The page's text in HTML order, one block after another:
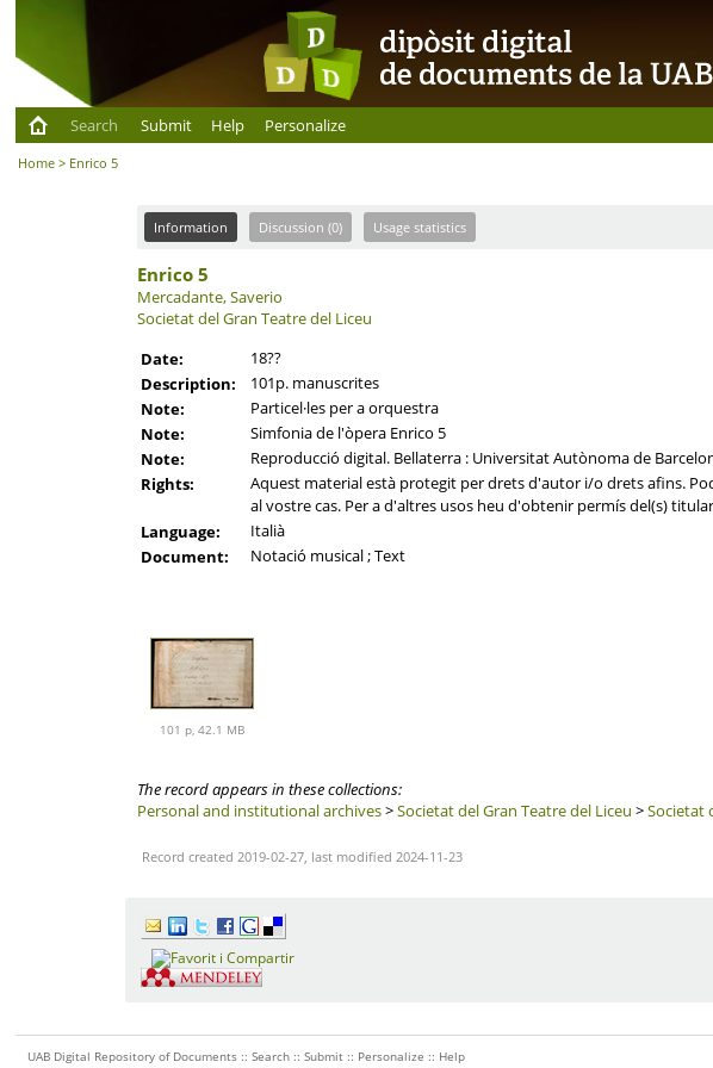
Search
Submit Help Personalize
Home > Enrico 5
Information Discussion (0) Usage statistics
Enrico 5
Mercadante, Saverio
Societat del Gran Teatre del Liceu
Date:
18??
Description:
101p. manuscrites
Note:
Particel·les per a orquestra
Note:
Simfonia de l'òpera Enrico 5
Note:
Reproducció digital. Bellaterra : Universitat Autònoma de
Rights:
Aquest material està protegit per drets d'autor i/o drets afins.
al vostre cas. Per a d'altres usos heu d'obtenir permís del(s)
Language:
Italià
Document:
Notació musical ; Text
101 p, 42.1 MB
The record appears in these collections:
Personal and institutional archives>Societat del Gran Teatre del Liceu >Societat
Record created 2019-02-27, last modified 2024-11-23
UAB Digital Repository of Documents ::Search ::Submit :: Personalize :: Help